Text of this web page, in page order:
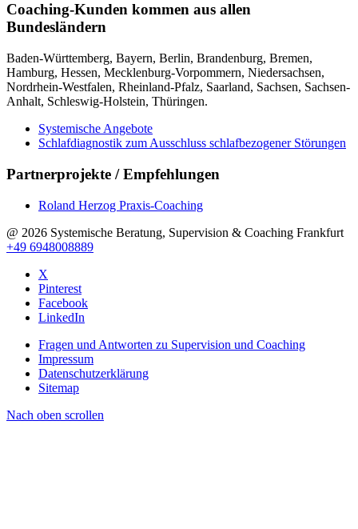
Coaching-Kunden kommen aus allen
Bundesländern
Baden-Württemberg, Bayern, Berlin, Brandenburg, Bremen,
Hamburg, Hessen, Mecklenburg-Vorpommern, Niedersachsen,
Nordrhein-Westfalen, Rheinland-Pfalz, Saarland, Sachsen, Sachsen-
Anhalt, Schleswig-Holstein, Thüringen.
Systemische Angebote
Schlafdiagnostik zum Ausschluss schlafbezogener Störungen
Partnerprojekte / Empfehlungen
Roland Herzog Praxis-Coaching
@ 2026 Systemische Beratung, Supervision & Coaching Frankfurt
+49 6948008889
X
Pinterest
Facebook
LinkedIn
Fragen und Antworten zu Supervision und Coaching
Impressum
Datenschutzerklärung
Sitemap
Nach oben scrollen